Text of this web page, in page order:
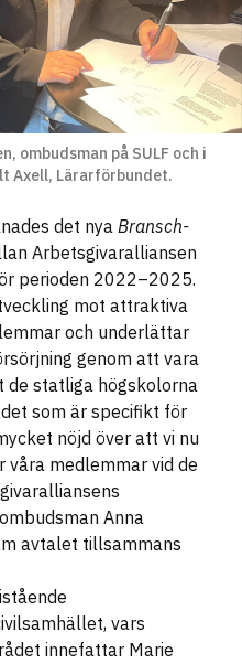
ombudsman på SULF och i
Axell, Lärarförbundet.
det nya Bransch-
Arbetsgivaralliansen
perioden 2022–2025.
mot attraktiva
och underlättar
genom att vara
de statliga högskolorna
som är specifikt för
nöjd över att vi nu
medlemmar vid de
Anna
avtalet tillsammans
vars
innefattar Marie